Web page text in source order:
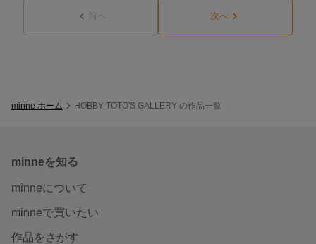
前へ 次へ
minne ホーム HOBBY-TOTO'S GALLERY の作品一覧
minneを知る
minneについて
minneで買いたい
作品をさがす